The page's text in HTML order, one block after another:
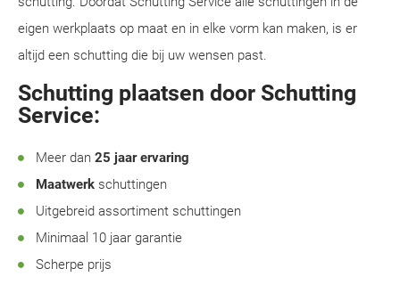
eigen werkplaats op maat en in elke vorm kan maken, is er
altijd een schutting die bij uw wensen past.
Schutting plaatsen door Schutting
Service:
Meer dan 25 jaar ervaring
Maatwerk schuttingen
Uitgebreid assortiment schuttingen
Minimaal 10 jaar garantie
Scherpe prijs